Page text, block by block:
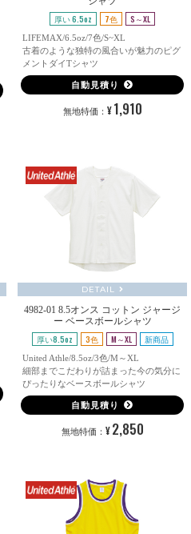
厚い 6.5oz 7色 S～XL
LIFEMAX/6.5oz/7色/S~XL
古着のような独特の風合いが魅力のピグ
メントダイTシャツ
自動見積り
無地特価： ¥ 1,910
DETAIL
4982-01 8.5オンス コットン ジャージ
ー ベースボールシャツ
厚い8.5oz 3色 M～XL 新商品
United Athle/8.5oz/3色/M～XL
細部までこだわりが詰まった今の気分に
ぴったりなベースボールシャツ
自動見積り
無地特価： ¥ 2,850